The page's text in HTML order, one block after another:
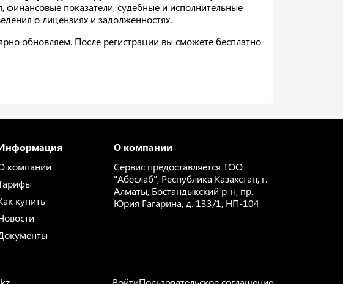
финансовые показатели, судебные и исполнительные
о лицензиях и задолженностях.
обновляем. После регистрации вы сможете бесплатно
компании
купить
О компании
Сервис предоставляется ТОО
"Абеслаб", Республика Казахстан, г.
Алматы, Бостандыкский р-н, пр.
Юрия Гагарина, д. 133/1, НП-104